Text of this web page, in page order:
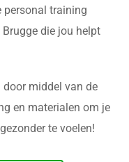
personal training
die jou helpt
middel van de
en materialen om je
te voelen!